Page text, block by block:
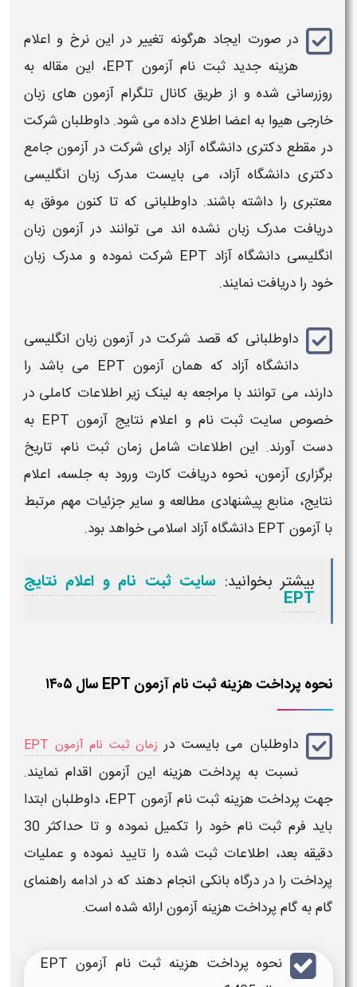
در صورت ایجاد هرگونه تغییر در این نرخ و اعلام
هزینهجدیدثبت نام آزمون EPT
، این مقاله به
روزرسانی شده و از طریق کانال تلگرام آزمون های زبان
خارجی هیوا به اعضا اطلاع داده می شود. داوطلبان شرکت
در مقطع دکتری دانشگاه آزاد برای شرکت در آزمونجامع
دکتری دانشگاهآزاد، می بایست مدرک زبان انگلیسی
معتبری را داشته باشند. داوطلبانی که تا کنون موفق به
دریافت مدرک زبان نشده اند می توانند در آزمون زبان
انگلیسی دانشگاهآزاد EPT
شرکت نموده و مدرک زبان
خود را دریافت نمایند.
داوطلبانی که قصد شرکت در آزمون زبان انگلیسی
دانشگاه آزاد که همان آزمون EPT
می باشد را
دارند، می توانند با مراجعه به لینک زیر اطلاعات کاملی در
خصوص سایتثبت نام و اعلام نتایج آزمون EPT
به
دست آورند. این اطلاعات شامل زمانثبت‌ نام، تاریخ
برگزاریآزمون، نحوه دریافت کارت ورود به جلسه، اعلام
نتایج، منابع پیشنهادی مطالعه و سایر جزئیات مهم مرتبط
با آزمون EPT دانشگاه آزاد اسلامی خواهد بود.
بیشتر بخوانید: سایت ثبت نام و اعلام نتایج
EPT
نحوه پرداخت هزینه ثبت نام آزمون EPT سال ۱۴۰۵
داوطلبان می بایست در زمان ثبت نام آزمون EPT
نسبت به پرداخت هزینه این آزمون اقدام نمایند.
جهت پرداخت هزینه ثبت نام آزمون EPT
، داوطلبان ابتدا
باید فرم ثبت نام
خود را تکمیل نموده و تا حداکثر 30
دقیقه بعد، اطلاعات ثبت شده را تایید نموده و عملیات
پرداخت را در درگاه بانکی انجام دهند که در ادامه راهنمای
گام به گام پرداخت هزینه آزمونارائه شده است.
نحوه پرداخت هزینه ثبت نام آزمون EPT